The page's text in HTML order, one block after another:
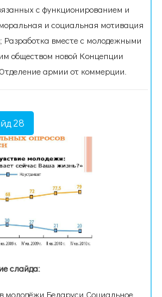
с функционированием и
и социальная мотивация
Разработка вместе с молодежными
обществом новой Концепции
армии от коммерции.
28
слайда:
молодёжи Беларуси Социальное